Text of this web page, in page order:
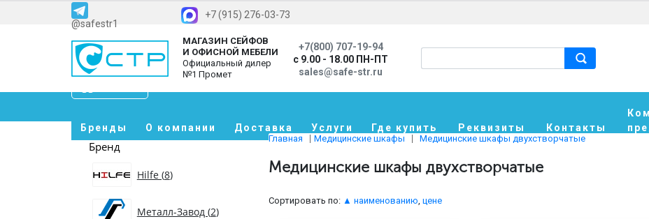
@safestr1
+7 (915) 276-03-73
МАГАЗИН СЕЙФОВ
И ОФИСНОЙ МЕБЕЛИ
Официальный дилер
№1 Промет
+7(800) 707-19-94
с 9.00 - 18.00 ПН-ПТ
sales@safe-str.ru
Бренды О компании Доставка Услуги Где купить Реквизиты Контакты
Бренд
Hilfe (8)
Металл-Завод (2)
Главная Медицинские шкафы Медицинские шкафы двухстворчатые
Медицинские шкафы двухстворчатые
Сортировать по: ▲ наименованию,цене